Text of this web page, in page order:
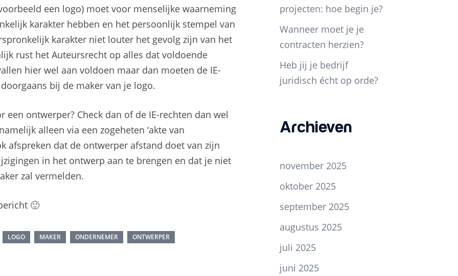
een logo) moet voor menselijke waarneming
karakter hebben en het persoonlijk stempel van
karakter niet louter het gevolg zijn van het
rust het Auteursrecht op alles dat voldoende
hier wel aan voldoen maar dan moeten de IE-
bij de maker van je logo.
ontwerper? Check dan of de IE-rechten dan wel
alleen via een zogeheten ‘akte van
afspreken dat de ontwerper afstand doet van zijn
in het ontwerp aan te brengen en dat je niet
zal vermelden.
🙂
LOGO MAKER ONDERNEMER ONTWERPER
projecten: hoe begin je?
Wanneer moet je je
contracten herzien?
Heb jij je bedrijf
juridisch écht op orde?
Archieven
november 2025
oktober 2025
september 2025
augustus 2025
juli 2025
juni 2025